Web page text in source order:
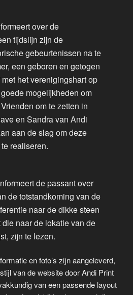
over de
tijdslijn zijn de
gebeurtenissen na te
een geboren en getogen
met het verenigingshart op
mogelijkheden om
om te zetten in
en Sandra van Andi
aan de slag om deze
realiseren.
de passant over
de totstandkoming van de
naar de dikke steen
naar de lokatie van de
zijn te lezen.
en foto’s zijn aangeleverd,
van de website door Andi Print
van een passende layout